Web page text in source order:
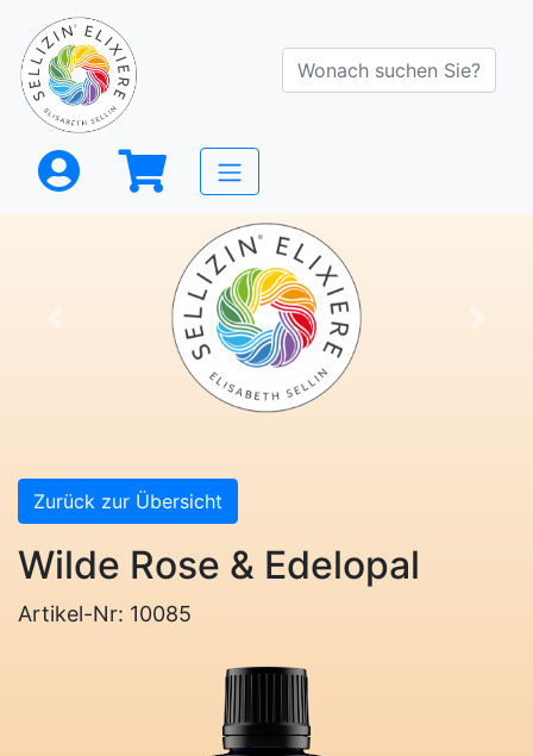
Zurück zur Übersicht
Wilde Rose & Edelopal
Artikel-Nr: 10085